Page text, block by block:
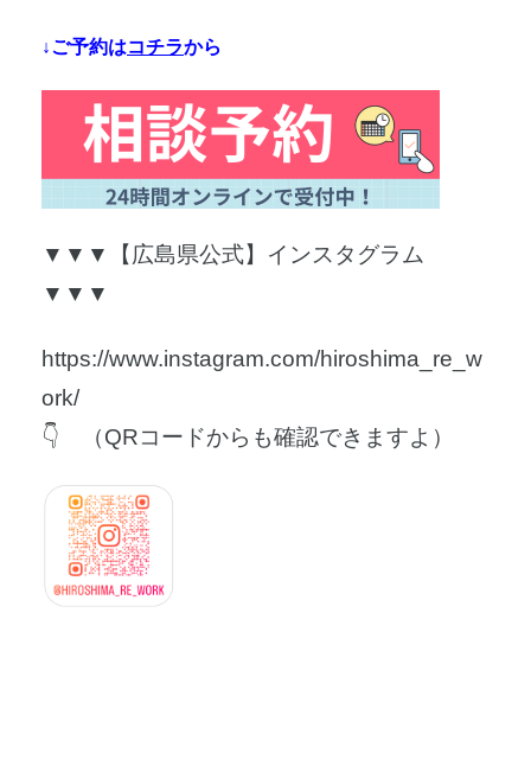
↓ご予約はコチラから
▼▼▼【広島県公式】インスタグラム
▼▼▼
https://www.instagram.com/hiroshima_re_w
ork/
👇 （QRコードからも確認できますよ）